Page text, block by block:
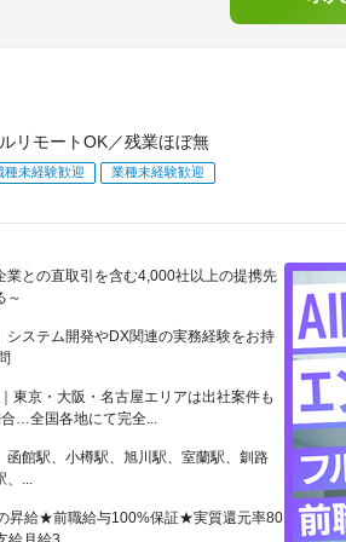
リモートOK／残業ほぼ無
種未経験歓迎 業種未経験歓迎
業との直取引を含む4,000社以上の提携先
～
システム開発やDX関連の実務経験をお持
東京・大阪・名古屋エリアは出社案件も
…全国各地にて完全...
函館駅、小樽駅、旭川駅、室蘭駅、釧路
、...
昇給★前職給与100%保証★実質還元率80